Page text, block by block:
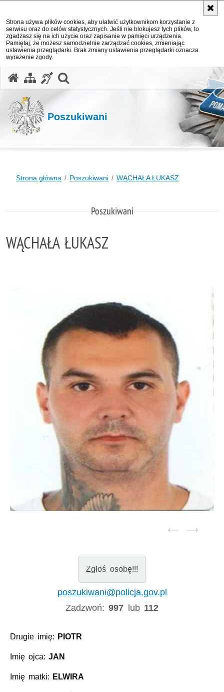
Strona używa plików cookies, aby ułatwić użytkownikom korzystanie z
serwisu oraz do celów statystycznych. Jeśli nie blokujesz tych plików, to
zgadzasz się na ich użycie oraz zapisanie w pamięci urządzenia.
Pamiętaj, że możesz samodzielnie zarządzać cookies, zmieniając
ustawienia przeglądarki. Brak zmiany ustawienia przeglądarki oznacza
wyrażenie zgody.
Poszukiwani
Strona główna Poszukiwani WĄCHAŁA ŁUKASZ
Poszukiwani
WĄCHAŁA ŁUKASZ
Zgłoś osobę!!!
poszukiwani@policja.gov.pl
Zadzwoń:997 lub 112
Drugie imię: PIOTR
Imię ojca:JAN
Imię matki: ELWIRA